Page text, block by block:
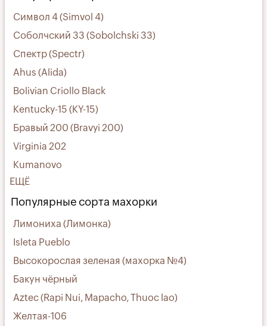
Символ 4 (Simvol 4)
Соболчский 33 (Sobolchski 33)
Спектр (Spectr)
Ahus (Alida)
Bolivian Criollo Black
Kentucky-15 (KY-15)
Бравый 200 (Bravyi 200)
Virginia 202
Kumanovo
ЕЩЁ
Популярные сорта махорки
Лимониха (Лимонка)
Isleta Pueblo
Высокорослая зеленая (махорка №4)
Бакун чёрный
Aztec (Rapi Nui, Mapacho, Thuoc lao)
Желтая-106